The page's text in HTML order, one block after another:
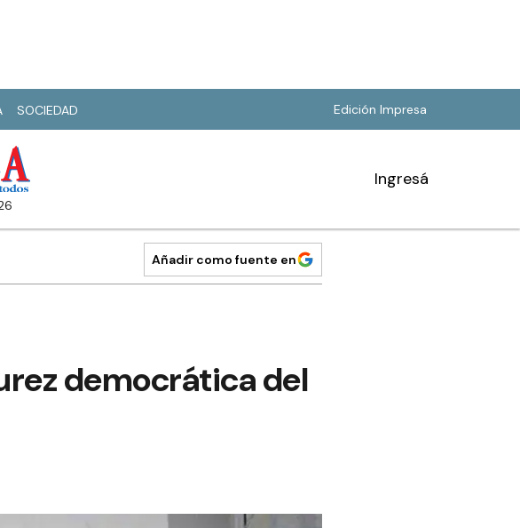
SOCIEDAD Edición Impresa
Ingresá
Añadir como fuente en
democrática del